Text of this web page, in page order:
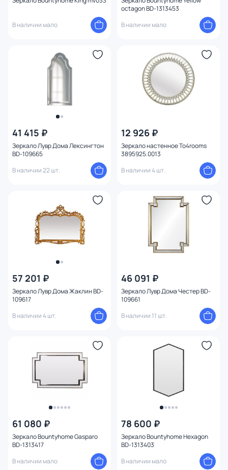
В наличии мало
octagon BD-1313453
В наличии мало
41 415 ₽
Зеркало Лувр Дома Лексингтон
BD-109665
В наличии 22 шт.
12 926 ₽
Зеркало настенное To4rooms
3895925.0013
В наличии 4 шт.
57 201 ₽
Зеркало Лувр Дома Жаклин BD-
109617
В наличии 4 шт.
46 091 ₽
Зеркало Лувр Дома Честер BD-
109661
В наличии 11 шт.
61 080 ₽
Зеркало Bountyhome Gasparo
BD-1313417
В наличии мало
78 600 ₽
Зеркало Bountyhome Hexagon
BD-1313403
В наличии мало